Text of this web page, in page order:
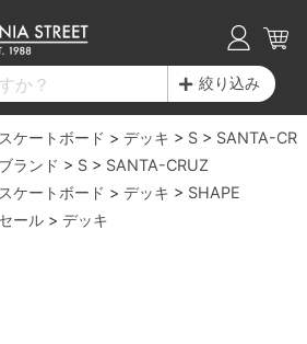
絞り込み
スケートボード デッキ S
SANTA-
ブランド S
SANTA-CRUZ
スケートボード デッキ
SHAPE
セール デッキ
注文は当日発送！
以上で送料無料！
！10日と20日は3倍！
（完成品）
注文は当日発送！
以上で送料無料！
！10日と20日は3倍！
注文は当日発送！
以上で送料無料！
！10日と20日は3倍！
注文は当日発送！
以上で送料無料！
！10日と20日は3倍！
注文は当日発送！
以上で送料無料！
！10日と20日は3倍！
注文は当日発送！
以上で送料無料！
！10日と20日は3倍！
注文は当日発送！
以上で送料無料！
！10日と20日は3倍！
注文は当日発送！
以上で送料無料！
！10日と20日は3倍！
注文は当日発送！
以上で送料無料！
！10日と20日は3倍！